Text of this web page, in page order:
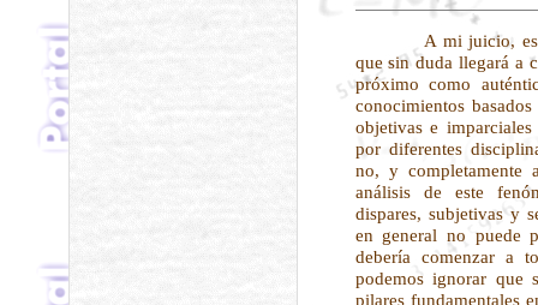
A mi juicio, es
que sin duda llegará a
próximo como
conocimientos
objetivas e
por diferentes
no, y completamente
análisis de este
dispares, subjetivas y
en general no puede
debería comenzar a
podemos ignorar
pilares fundamentales